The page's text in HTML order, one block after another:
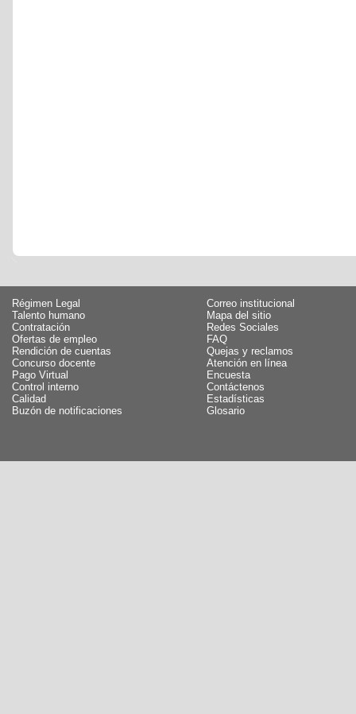
Régimen Legal
Talento humano
Contratación
Ofertas de empleo
Rendición de cuentas
Concurso docente
Pago Virtual
Control interno
Calidad
Buzón de notificaciones
Correo institucional
Mapa del sitio
Redes Sociales
FAQ
Quejas y reclamos
Atención en línea
Encuesta
Contáctenos
Estadísticas
Glosario